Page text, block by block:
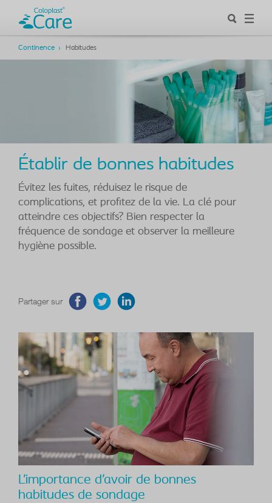
Continence Habitudes
Établir de bonnes habitudes
Évitez les fuites, réduisez le risque de
complications, et profitez de la vie. La clé pour
atteindre ces objectifs? Bien respecter la
fréquence de sondage et observer la meilleure
hygiène possible.
Partager sur
L’importance d’avoir de bonnes
habitudes de sondage